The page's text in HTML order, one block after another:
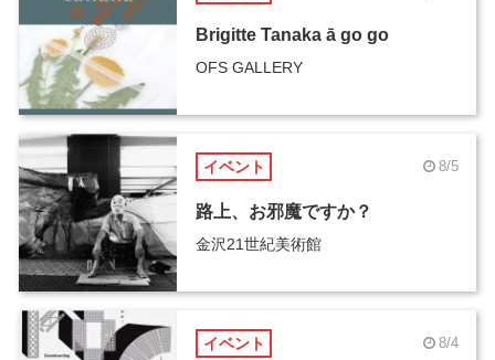
Brigitte Tanaka ā go go
OFS GALLERY
イベント 8/5
路上、お邪魔ですか？
金沢21世紀美術館
イベント 8/4